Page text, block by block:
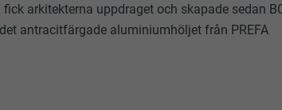
arkitekterna uppdraget och skapade sedan
antracitfärgade aluminiumhöljet från PREFA